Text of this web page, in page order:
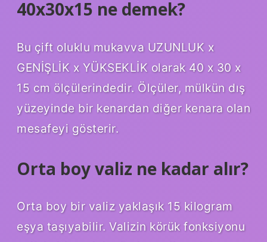
40x30x15 ne demek?
Bu çift oluklu mukavva UZUNLUK x
GENİŞLİK x YÜKSEKLİK olarak 40 x 30 x
15 cm ölçülerindedir. Ölçüler, mülkün dış
yüzeyinde bir kenardan diğer kenara olan
mesafeyi gösterir.
Orta boy valiz ne kadar alır?
Orta boy bir valiz yaklaşık 15 kilogram
eşya taşıyabilir. Valizin körük fonksiyonu